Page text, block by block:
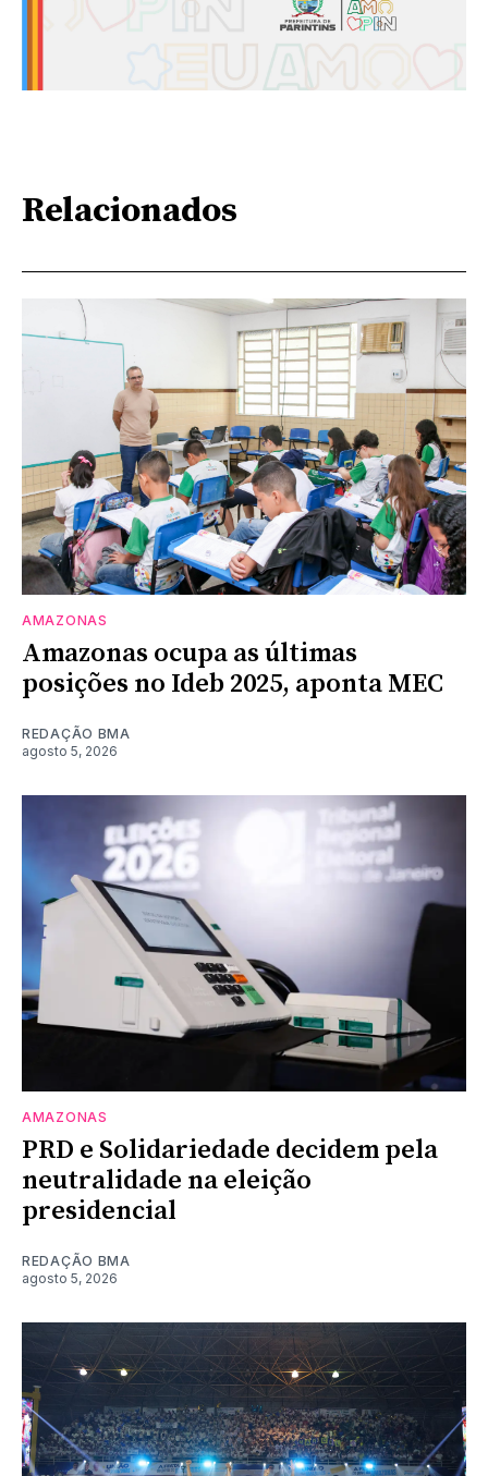
Relacionados
AMAZONAS
Amazonas ocupa as últimas
posições no Ideb 2025, aponta MEC
REDAÇÃO BMA
agosto 5, 2026
AMAZONAS
PRD e Solidariedade decidem pela
neutralidade na eleição
presidencial
REDAÇÃO BMA
agosto 5, 2026